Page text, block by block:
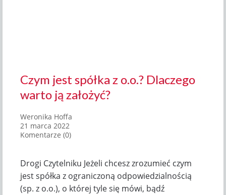
Czym jest spółka z o.o.? Dlaczego
warto ją założyć?
Weronika Hoffa
21 marca 2022
Komentarze (0)
Drogi Czytelniku Jeżeli chcesz zrozumieć czym
jest spółka z ograniczoną odpowiedzialnością
(sp. z o.o.), o której tyle się mówi, bądź